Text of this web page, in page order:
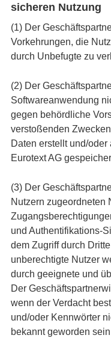
sicheren Nutzung
(1) Der
Vorkehrungen, die
durch Unbefugte zu
(2) Der
Softwareanwendung
gegen behördliche
verstoßenden
Daten erstellt und/
Eurotext AG
(3) Der
Nutzern zugeordneten
und Authentifikations-
dem Zugriff durch
unberechtigte Nutzer
durch geeignete und
Der
wenn der Verdacht
und/oder Kennwörter
bekannt geworden